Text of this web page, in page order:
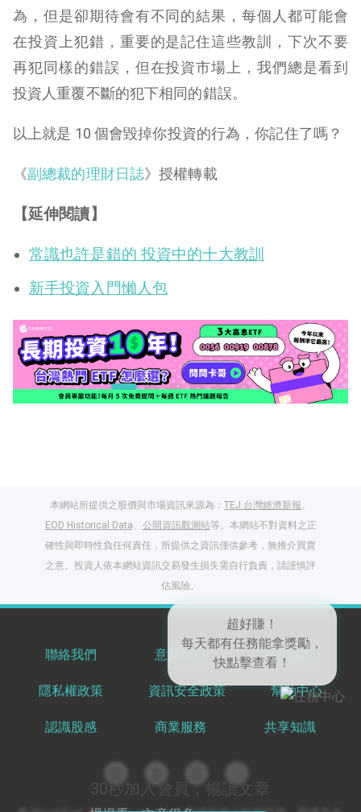
為，但是卻期待會有不同的結果，每個人都可能會
在投資上犯錯，重要的是記住這些教訓，下次不要
再犯同樣的錯誤，但在投資市場上，我們總是看到
投資人重覆不斷的犯下相同的錯誤。
以上就是 10 個會毀掉你投資的行為，你記住了嗎？
《副總裁的理財日誌》授權轉載
【延伸閱讀】
常識也許是錯的 投資中的十大教訓
新手投資入門懶人包
30秒加入會員，暢讀文章
本網站所提供之股價與市場資訊來源為： TEJ 台灣經濟新報、
EOD Historical Data、 公開資訊觀測站等。本網站不對資料之正
確性與即時性負任何責任，所提供之資訊僅供參考，無推介買賣
之意。投資人依本網站資訊交易發生損失需自行負責，請謹慎評
估風險。
聯絡我們 意見反饋 服務條款
隱私權政策 資訊安全政策 幫助中心
認識股感 商業服務 共享知識
超好賺！
每天都有任務能拿獎勵，
快點擊查看！
登入股感會員，閱讀
任一文章
出國就缺這咖？股